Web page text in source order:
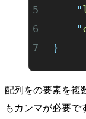
	"
	"
}
配列をの要素を複
もカンマが必要で